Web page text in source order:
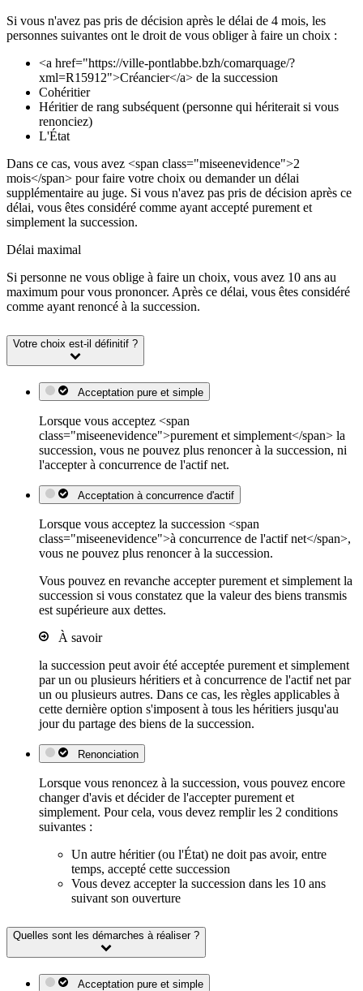
Si vous n'avez pas pris de décision après le délai de 4 mois, les
personnes suivantes ont le droit de vous obliger à faire un choix :
<a href="https://ville-pontlabbe.bzh/comarquage/?
xml=R15912">Créancier</a> de la succession
Cohéritier
Héritier de rang subséquent (personne qui hériterait si vous
renonciez)
L'État
Dans ce cas, vous avez <span class="miseenevidence">2
mois</span> pour faire votre choix ou demander un délai
supplémentaire au juge. Si vous n'avez pas pris de décision après ce
délai, vous êtes considéré comme ayant accepté purement et
simplement la succession.
Délai maximal
Si personne ne vous oblige à faire un choix, vous avez 10 ans au
maximum pour vous prononcer. Après ce délai, vous êtes considéré
comme ayant renoncé à la succession.
Votre choix est-il définitif ?
Acceptation pure et simple
Lorsque vous acceptez <span
class="miseenevidence">purement et simplement</span> la
succession, vous ne pouvez plus renoncer à la succession, ni
l'accepter à concurrence de l'actif net.
Acceptation à concurrence d'actif
Lorsque vous acceptez la succession <span
class="miseenevidence">à concurrence de l'actif net</span>,
vous ne pouvez plus renoncer à la succession.
Vous pouvez en revanche accepter purement et simplement la
succession si vous constatez que la valeur des biens transmis
est supérieure aux dettes.
À savoir
la succession peut avoir été acceptée purement et simplement
par un ou plusieurs héritiers et à concurrence de l'actif net par
un ou plusieurs autres. Dans ce cas, les règles applicables à
cette dernière option s'imposent à tous les héritiers jusqu'au
jour du partage des biens de la succession.
Renonciation
Lorsque vous renoncez à la succession, vous pouvez encore
changer d'avis et décider de l'accepter purement et
simplement. Pour cela, vous devez remplir les 2 conditions
suivantes :
Un autre héritier (ou l'État) ne doit pas avoir, entre
temps, accepté cette succession
Vous devez accepter la succession dans les 10 ans
suivant son ouverture
Quelles sont les démarches à réaliser ?
Acceptation pure et simple